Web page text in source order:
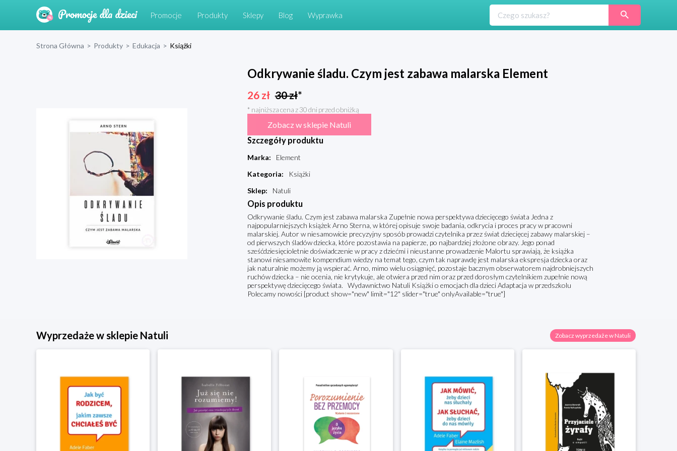
Promocje Produkty Sklepy Blog Wyprawka
Strona Główna > Produkty > Edukacja > Książki
Odkrywanie śladu. Czym jest zabawa malarska Element
26zł 30zł*
* najniższa cena z 30 dni przed obniżką
Zobacz w sklepie Natuli
Szczegóły produktu
Marka:
Element
Kategoria:
Książki
Sklep: Natuli
Opis produktu
Odkrywanie śladu. Czym jest zabawa malarska Zupełnie nowa perspektywa dziecięcego świata Jedna z
najpopularniejszych książek Arno Sterna, w której opisuje swoje badania, odkrycia i proces pracy w pracowni
malarskiej. Autor w niesamowicie precyzyjny sposób prowadzi czytelnika przez świat dziecięcej zabawy malarskiej –
od pierwszych śladów dziecka, które pozostawia na papierze, po najbardziej złożone obrazy. Jego ponad
sześćdziesięcioletnie doświadczenie w pracy z dziećmi i nieustanne prowadzenie Malortu sprawiają, że książka
stanowi niesamowite kompendium wiedzy na temat tego, czym tak naprawdę jest malarska ekspresja dziecka oraz
jak naturalnie możemy ją wspierać. Arno, mimo wielu osiągnięć, pozostaje bacznym obserwatorem najdrobniejszych
ruchów dziecka – nie ocenia, nie krytykuje, ale otwiera przed nim oraz przed dorosłym czytelnikiem zupełnie nową
perspektywę dziecięcego świata. Wydawnictwo Natuli Książki o emocjach dla dzieci Adaptacja w przedszkolu
Polecamy nowości [product show="new" limit="12" slider="true" onlyAvailable="true"]
Wyprzedaże w sklepie Natuli Zobacz wyprzedaże w Natuli